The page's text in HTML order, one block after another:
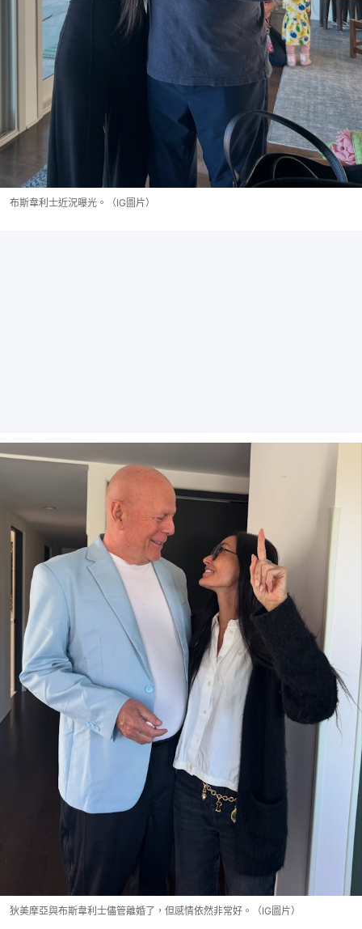
布斯韋利士近況曝光。（IG圖片）
狄美摩亞與布斯韋利士儘管離婚了，但感情依然非常好。（IG圖片）